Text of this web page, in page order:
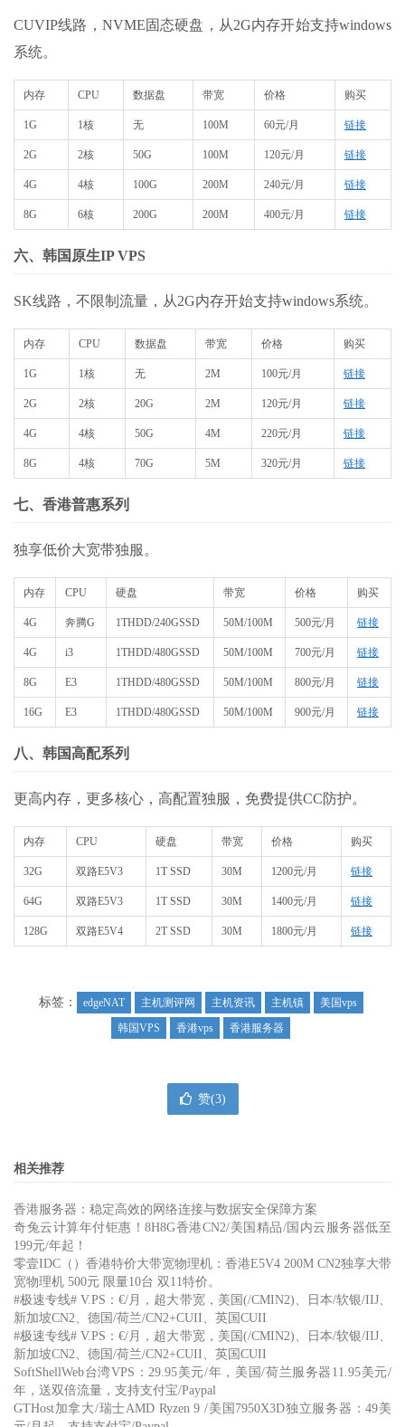
CUVIP线路，NVME固态硬盘，从2G内存开始支持windows
系统。
内存 CPU 数据盘 带宽 价格 购买
1G 1核 无 100M 60元/月 链接
2G 2核 50G 100M 120元/月 链接
4G 4核 100G 200M 240元/月 链接
8G 6核 200G 200M 400元/月 链接
六、韩国原生IP VPS
SK线路，不限制流量，从2G内存开始支持windows系统。
内存 CPU 数据盘 带宽 价格 购买
1G 1核 无 2M 100元/月 链接
2G 2核 20G 2M 120元/月 链接
4G 4核 50G 4M 220元/月 链接
8G 4核 70G 5M 320元/月 链接
七、香港普惠系列
独享低价大宽带独服。
内存 CPU 硬盘 带宽 价格 购买
4G 奔腾G 1THDD/240GSSD 50M/100M 500元/月 链接
4G i3 1THDD/480GSSD 50M/100M 700元/月 链接
8G E3 1THDD/480GSSD 50M/100M 800元/月 链接
16G E3 1THDD/480GSSD 50M/100M 900元/月 链接
八、韩国高配系列
更高内存，更多核心，高配置独服，免费提供CC防护。
内存 CPU 硬盘 带宽 价格 购买
32G 双路E5V3 1T SSD 30M 1200元/月 链接
64G 双路E5V3 1T SSD 30M 1400元/月 链接
128G 双路E5V4 2T SSD 30M 1800元/月 链接
标签： edgeNAT 主机测评网 主机资讯 主机镇
美国vps
韩国VPS
香港vps 香港服务器
赞(3)
相关推荐
香港服务器：稳定高效的网络连接与数据安全保障方案
奇兔云计算年付钜惠！8H8G香港CN2/美国精品/国内云服务器低至
199元/年起！
零壹IDC（）香港特价大带宽物理机：香港E5V4 200M CN2独享大带
宽物理机 500元 限量10台 双11特价。
#极速专线# V.PS：€/月，超大带宽，美国(/CMIN2)、日本/软银/IIJ、
新加坡CN2、德国/荷兰/CN2+CUII、英国CUII
#极速专线# V.PS：€/月，超大带宽，美国(/CMIN2)、日本/软银/IIJ、
新加坡CN2、德国/荷兰/CN2+CUII、英国CUII
SoftShellWeb台湾VPS：29.95美元/年，美国/荷兰服务器11.95美元/
年，送双倍流量，支持支付宝/Paypal
GTHost加拿大/瑞士AMD Ryzen 9 /美国7950X3D独立服务器：49美